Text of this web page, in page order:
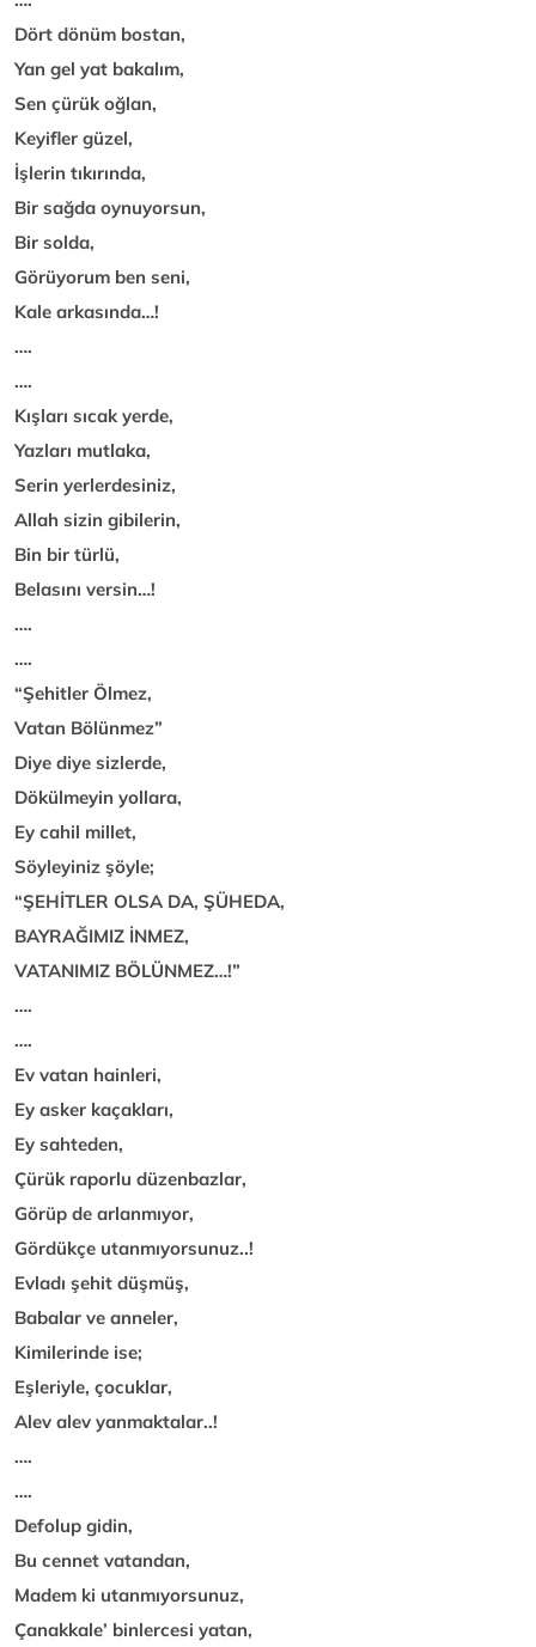
Dört dönüm bostan,
Yan gel yat bakalım,
Sen çürük oğlan,
Keyifler güzel,
İşlerin tıkırında,
Bir sağda oynuyorsun,
Bir solda,
Görüyorum ben seni,
Kale arkasında…!
….
….
Kışları sıcak yerde,
Yazları mutlaka,
Serin yerlerdesiniz,
Allah sizin gibilerin,
Bin bir türlü,
Belasını versin…!
….
….
“Şehitler Ölmez,
Vatan Bölünmez”
Diye diye sizlerde,
Dökülmeyin yollara,
Ey cahil millet,
Söyleyiniz şöyle;
“ŞEHİTLER OLSA DA, ŞÜHEDA,
BAYRAĞIMIZ İNMEZ,
VATANIMIZ BÖLÜNMEZ…!”
….
….
Ev vatan hainleri,
Ey asker kaçakları,
Ey sahteden,
Çürük raporlu düzenbazlar,
Görüp de arlanmıyor,
Gördükçe utanmıyorsunuz..!
Evladı şehit düşmüş,
Babalar ve anneler,
Kimilerinde ise;
Eşleriyle, çocuklar,
Alev alev yanmaktalar..!
….
….
Defolup gidin,
Bu cennet vatandan,
Madem ki utanmıyorsunuz,
Çanakkale’ binlercesi yatan,